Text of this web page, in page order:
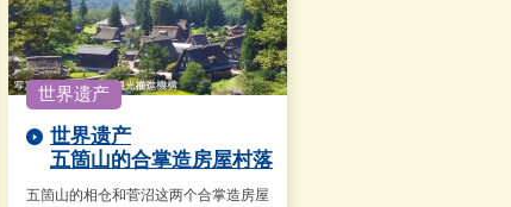
世界遗产
五箇山的合掌造房屋村落
五箇山的相仓和菅沼这两个合掌造房屋